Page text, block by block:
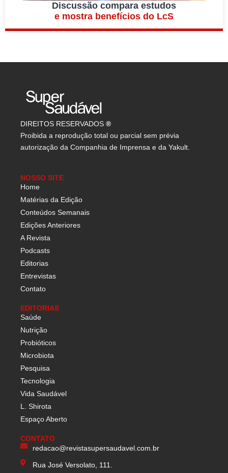
Discussão compara estudos
e mostra benefícios do LcS
DIREITOS RESERVADOS ®
Proibida a reprodução total ou parcial sem prévia
autorização da Companhia de Imprensa e da Yakult.
NOSSO SITE
Home
Matérias da Edição
Conteúdos Semanais
Edições Anteriores
A Revista
Podcasts
Editorias
Entrevistas
Contato
EDITORIAS
Saúde
Nutrição
Probióticos
Microbiota
Pesquisa
Tecnologia
Vida Saudável
L. Shirota
Espaço Aberto
CONTATO
redacao@revistasupersaudavel.com.br
Rua José Versolato, 111.